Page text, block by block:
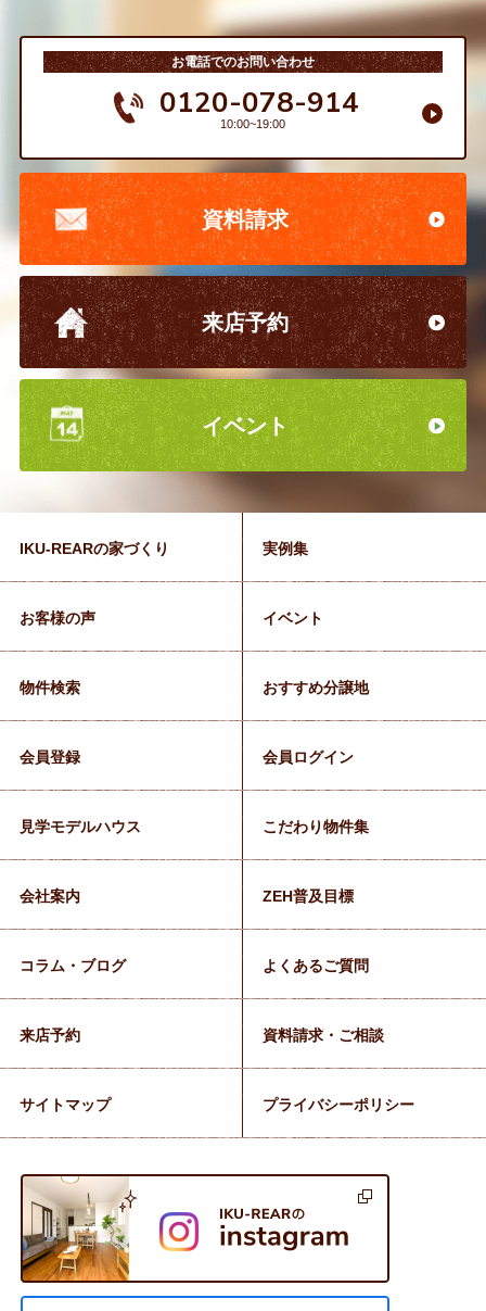
お電話でのお問い合わせ
0120-078-914
10:00~19:00
資料請求
来店予約
イベント
IKU-REARの家づくり 実例集
お客様の声 イベント
物件検索 おすすめ分譲地
会員登録 会員ログイン
見学モデルハウス こだわり物件集
会社案内 ZEH普及目標
コラム・ブログ よくあるご質問
来店予約 資料請求・ご相談
サイトマップ プライバシーポリシー